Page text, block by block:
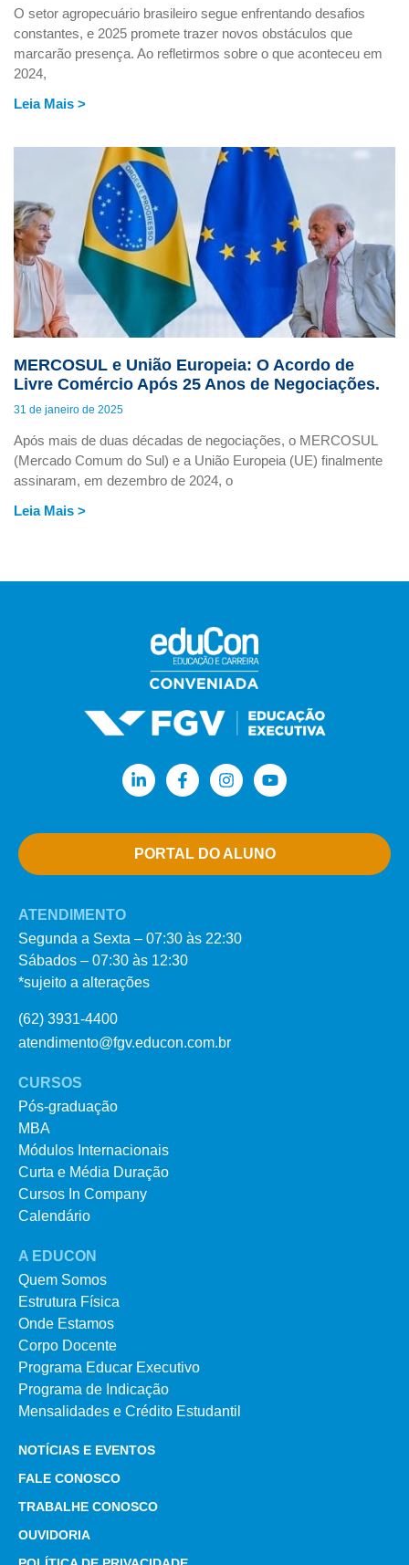
O setor agropecuário brasileiro segue enfrentando desafios
constantes, e 2025 promete trazer novos obstáculos que
marcarão presença. Ao refletirmos sobre o que aconteceu em
2024,
Leia Mais >
MERCOSUL e União Europeia: O Acordo de
Livre Comércio Após 25 Anos de Negociações.
31 de janeiro de 2025
Após mais de duas décadas de negociações, o MERCOSUL
(Mercado Comum do Sul) e a União Europeia (UE) finalmente
assinaram, em dezembro de 2024, o
Leia Mais >
PORTAL DO ALUNO
ATENDIMENTO
Segunda a Sexta – 07:30 às 22:30
Sábados – 07:30 às 12:30
*sujeito a alterações
(62) 3931-4400
atendimento@fgv.educon.com.br
CURSOS
Pós-graduação
MBA
Módulos Internacionais
Curta e Média Duração
Cursos In Company
Calendário
A EDUCON
Quem Somos
Estrutura Física
Onde Estamos
Corpo Docente
Programa Educar Executivo
Programa de Indicação
Mensalidades e Crédito Estudantil
NOTÍCIAS E EVENTOS
FALE CONOSCO
TRABALHE CONOSCO
OUVIDORIA